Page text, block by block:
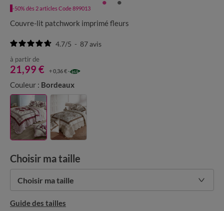
-50% dès 2 articles Code 899013
Couvre-lit patchwork imprimé fleurs
4.7/5 - 87avis
à partir de
21,99 € + 0,36 €
Couleur : Bordeaux
Choisir ma taille
Choisir ma taille
Guide des tailles